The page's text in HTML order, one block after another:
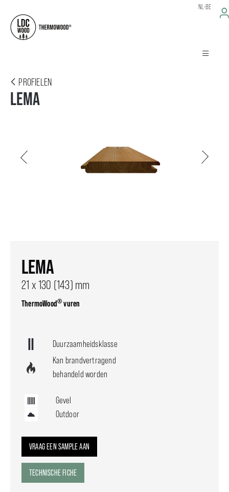
NL-BE
PROFIELEN
LEMA
Vorige Volgende
LEMA
21 x 130 (143) mm
ThermoWood®vuren
Duurzaamheidsklasse
Kan brandvertragend
behandeld worden
Gevel
Outdoor
VRAAG EEN SAMPLE AAN
TECHNISCHE FICHE